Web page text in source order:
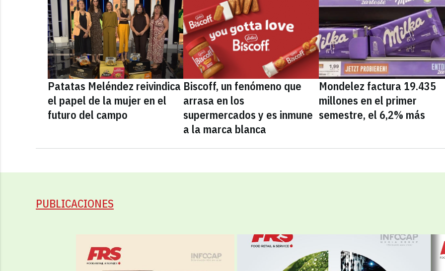
Patatas Meléndez reivindica
el papel de la mujer en el
futuro del campo
Biscoff, un fenómeno que
arrasa en los
supermercados y es inmune
a la marca blanca
Mondelez factura 19.435
millones en el primer
semestre, el 6,2% más
PUBLICACIONES